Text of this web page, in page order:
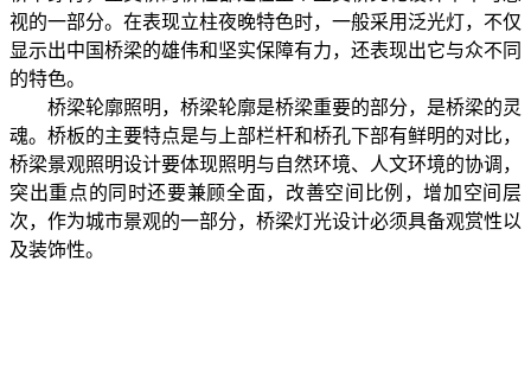
视的一部分。在表现立柱夜晚特色时，一般采用泛光灯，不仅
显示出中国桥梁的雄伟和坚实保障有力，还表现出它与众不同
的特色。
桥梁轮廓照明，桥梁轮廓是桥梁重要的部分，是桥梁的灵
魂。桥板的主要特点是与上部栏杆和桥孔下部有鲜明的对比，
桥梁景观照明设计要体现照明与自然环境、人文环境的协调，
突出重点的同时还要兼顾全面，改善空间比例，增加空间层
次，作为城市景观的一部分，桥梁灯光设计必须具备观赏性以
及装饰性。